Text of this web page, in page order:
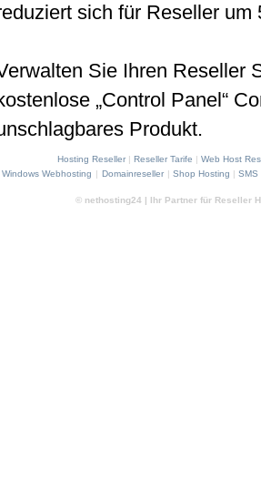
sich für Reseller um
Sie Ihren Reseller
„Control Panel“
Produkt.
Hosting Reseller | Reseller Tarife | Web Host
Windows Webhosting | Domainreseller | Shop Hosting | SMS
© nethosting24 | Ihr Partner für Reseller